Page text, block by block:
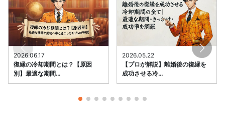
2026.06.17
復縁の冷却期間とは？【原因
別】最適な期間…
2026.05.22
【プロが解説】離婚後の復縁を
成功させる冷…